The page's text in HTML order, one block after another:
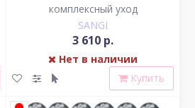
комплексный уход
SANGI
3 610 р.
Нет в наличии
Купить